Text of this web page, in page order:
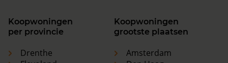
Koopwoningen
per provincie
Drenthe
Koopwoningen
grootste plaatsen
Amsterdam